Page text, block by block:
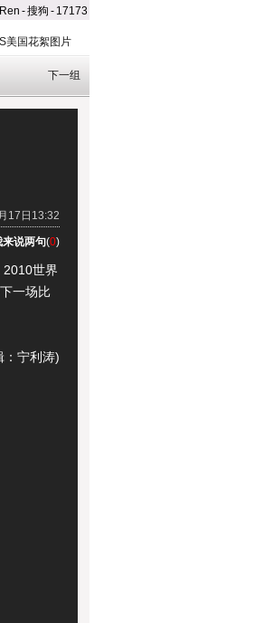
-搜狗 - 17173
美国花絮图片
下一组
17日13:32
来说两句(0)
世界
一场比
：宁利涛)